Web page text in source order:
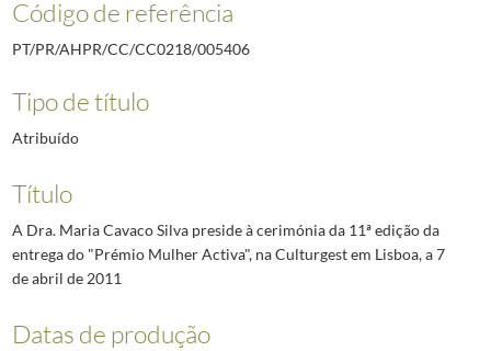
Código de referência
PT/PR/AHPR/CC/CC0218/005406
Tipo de título
Atribuído
Título
A Dra. Maria Cavaco Silva preside à cerimónia da 11ª edição da
entrega do "Prémio Mulher Activa", na Culturgest em Lisboa, a 7
de abril de 2011
Datas de produção